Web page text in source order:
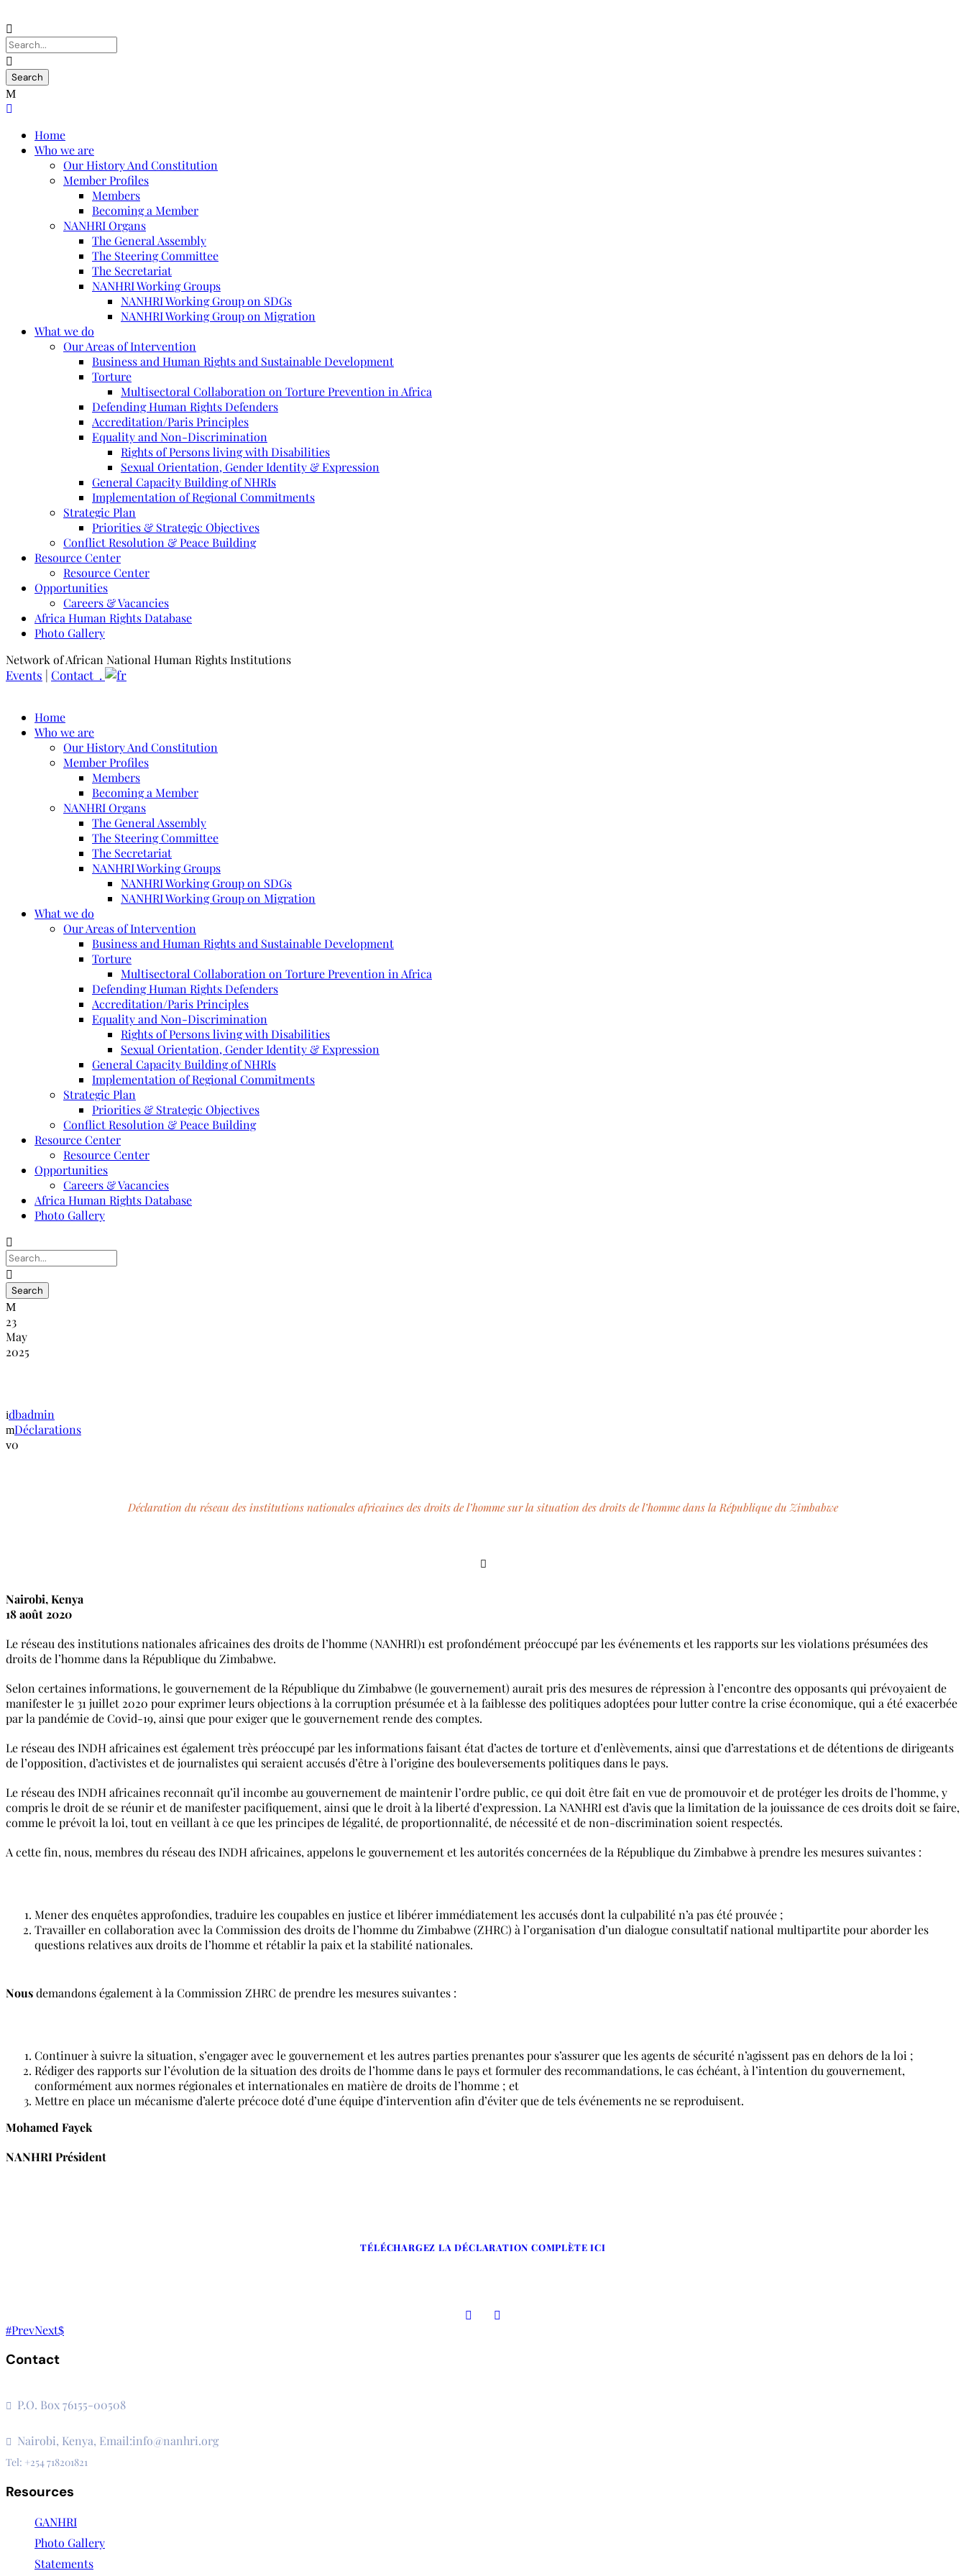
Home
Who we are
Our History And Constitution
Member Profiles
Members
Becoming a Member
NANHRI Organs
The General Assembly
The Steering Committee
The Secretariat
NANHRI Working Groups
NANHRI Working Group on SDGs
NANHRI Working Group on Migration
What we do
Our Areas of Intervention
Business and Human Rights and Sustainable Development
Torture
Multisectoral Collaboration on Torture Prevention in Africa
Defending Human Rights Defenders
Accreditation/Paris Principles
Equality and Non-Discrimination
Rights of Persons living with Disabilities
Sexual Orientation, Gender Identity & Expression
General Capacity Building of NHRIs
Implementation of Regional Commitments
Strategic Plan
Priorities & Strategic Objectives
Conflict Resolution & Peace Building
Resource Center
Resource Center
Opportunities
Careers & Vacancies
Africa Human Rights Database
Photo Gallery
Network of African National Human Rights Institutions
Events | Contact .
Home
Who we are
Our History And Constitution
Member Profiles
Members
Becoming a Member
NANHRI Organs
The General Assembly
The Steering Committee
The Secretariat
NANHRI Working Groups
NANHRI Working Group on SDGs
NANHRI Working Group on Migration
What we do
Our Areas of Intervention
Business and Human Rights and Sustainable Development
Torture
Multisectoral Collaboration on Torture Prevention in Africa
Defending Human Rights Defenders
Accreditation/Paris Principles
Equality and Non-Discrimination
Rights of Persons living with Disabilities
Sexual Orientation, Gender Identity & Expression
General Capacity Building of NHRIs
Implementation of Regional Commitments
Strategic Plan
Priorities & Strategic Objectives
Conflict Resolution & Peace Building
Resource Center
Resource Center
Opportunities
Careers & Vacancies
Africa Human Rights Database
Photo Gallery
23
May
2025
dbadmin
Déclarations
0
Déclaration du réseau des institutions nationales africaines des droits de l’homme sur la situation des droits de l’homme dans la République du Zimbabwe
Nairobi, Kenya
18 août 2020
Le réseau des institutions nationales africaines des droits de l’homme (NANHRI)1 est profondément préoccupé par les événements et les rapports sur les violations présumées des
droits de l’homme dans la République du Zimbabwe.
Selon certaines informations, le gouvernement de la République du Zimbabwe (le gouvernement) aurait pris des mesures de répression à l’encontre des opposants qui prévoyaient de
manifester le 31 juillet 2020 pour exprimer leurs objections à la corruption présumée et à la faiblesse des politiques adoptées pour lutter contre la crise économique, qui a été exacerbée
par la pandémie de Covid-19, ainsi que pour exiger que le gouvernement rende des comptes.
Le réseau des INDH africaines est également très préoccupé par les informations faisant état d’actes de torture et d’enlèvements, ainsi que d’arrestations et de détentions de dirigeants
de l’opposition, d’activistes et de journalistes qui seraient accusés d’être à l’origine des bouleversements politiques dans le pays.
Le réseau des INDH africaines reconnaît qu’il incombe au gouvernement de maintenir l’ordre public, ce qui doit être fait en vue de promouvoir et de protéger les droits de l’homme, y
compris le droit de se réunir et de manifester pacifiquement, ainsi que le droit à la liberté d’expression. La NANHRI est d’avis que la limitation de la jouissance de ces droits doit se faire,
comme le prévoit la loi, tout en veillant à ce que les principes de légalité, de proportionnalité, de nécessité et de non-discrimination soient respectés.
A cette fin, nous, membres du réseau des INDH africaines, appelons le gouvernement et les autorités concernées de la République du Zimbabwe à prendre les mesures suivantes :
Mener des enquêtes approfondies, traduire les coupables en justice et libérer immédiatement les accusés dont la culpabilité n’a pas été prouvée ;
Travailler en collaboration avec la Commission des droits de l’homme du Zimbabwe (ZHRC) à l’organisation d’un dialogue consultatif national multipartite pour aborder les
questions relatives aux droits de l’homme et rétablir la paix et la stabilité nationales.
Nousdemandons également à la Commission ZHRC de prendre les mesures suivantes :
Continuer à suivre la situation, s’engager avec le gouvernement et les autres parties prenantes pour s’assurer que les agents de sécurité n’agissent pas en dehors de la loi ;
Rédiger des rapports sur l’évolution de la situation des droits de l’homme dans le pays et formuler des recommandations, le cas échéant, à l’intention du gouvernement,
conformément aux normes régionales et internationales en matière de droits de l’homme ; et
Mettre en place un mécanisme d’alerte précoce doté d’une équipe d’intervention afin d’éviter que de tels événements ne se reproduisent.
Mohamed Fayek
NANHRI Président
TÉLÉCHARGEZ LA DÉCLARATION COMPLÈTE ICI
PrevNext
Contact
P.O. Box 76155-00508
Nairobi, Kenya, Email:info@nanhri.org
Tel: +254 718201821
Resources
GANHRI
Photo Gallery
Statements